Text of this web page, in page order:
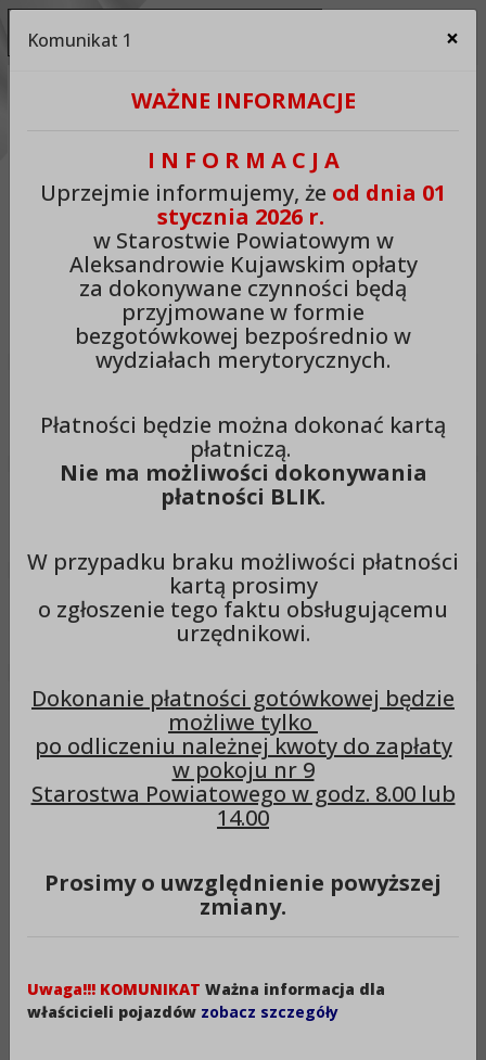
Ukryj panel ułatwień dostępu
A++ Zmień odstęp między literami
Zmień interlinię i margines
Czytaj odnośniki Czytaj tekst
Aleksandrowie Kujawskim
Menu
w sprawie powołania Komisji
dokonującej czynności
przekazania placu budowy i
odbioru końcowego
wykonanych robót
budowlanych przy zadaniu
zewnętrzne zabytkowego
budynku pałacu
Komunikat 1 ×
WAŻNE INFORMACJE
I N F O R M A C J A
Uprzejmie informujemy, że od dnia 01
stycznia 2026 r.
w Starostwie Powiatowym w
Aleksandrowie Kujawskim opłaty
za dokonywane czynności będą
przyjmowane w formie
bezgotówkowej bezpośrednio w
wydziałach merytorycznych.
Płatności będzie można dokonać kartą
płatniczą.
Nie ma możliwości dokonywania
płatności BLIK.
W przypadku braku możliwości płatności
kartą prosimy
o zgłoszenie tego faktu obsługującemu
urzędnikowi.
Dokonanie płatności gotówkowej będzie
możliwe tylko
po odliczeniu należnej kwoty do zapłaty
w pokoju nr 9
Starostwa Powiatowego w godz. 8.00 lub
14.00
Prosimy o uwzględnienie powyższej
zmiany.
Uwaga!!! KOMUNIKAT Ważna informacja dla
właścicieli pojazdów zobacz szczegóły